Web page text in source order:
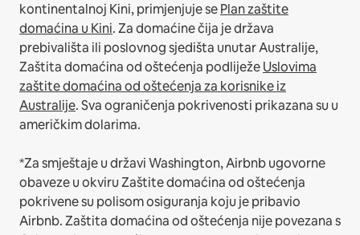
kontinentalnoj Kini, primjenjuje sePlan zaštite
domaćina u Kini.Za domaćine čija je država
prebivališta ili poslovnog sjedišta unutar Australije,
Zaštita domaćina od oštećenja podliježeUslovima
zaštite domaćina od oštećenja za korisnike iz
Australije. Sva ograničenja pokrivenosti prikazana su u
američkim dolarima.
*Za smještaje u državi Washington, Airbnb ugovorne
obaveze u okviru Zaštite domaćina od oštećenja
pokrivene su polisom osiguranja koju je pribavio
Airbnb. Zaštita domaćina od oštećenja nije povezana s